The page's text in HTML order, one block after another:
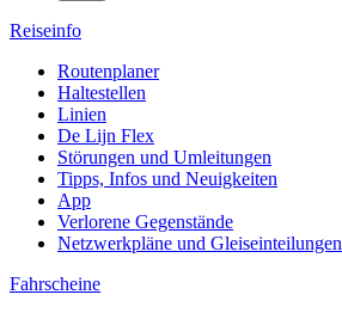
Reiseinfo
Routenplaner
Haltestellen
Linien
De Lijn Flex
Störungen und Umleitungen
Tipps, Infos und Neuigkeiten
App
Verlorene Gegenstände
Netzwerkpläne und Gleiseinteilungen
Fahrscheine